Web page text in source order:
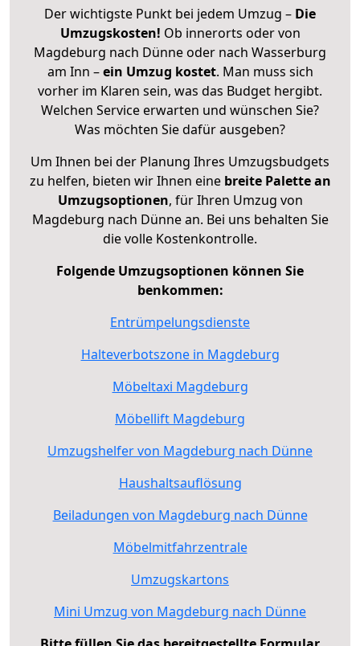
Der wichtigste Punkt bei jedem Umzug – Die
Umzugskosten! Ob innerorts oder von
Magdeburg nach Dünne oder nach Wasserburg
am Inn –ein Umzug kostet. Man muss sich
vorher im Klaren sein, was das Budget hergibt.
Welchen Service erwarten und wünschen Sie?
Was möchten Sie dafür ausgeben?
Um Ihnen bei der Planung Ihres Umzugsbudgets
zu helfen, bieten wir Ihnen eine breite Palette an
Umzugsoptionen, für Ihren Umzug von
Magdeburg nach Dünne an. Bei uns behalten Sie
die volle Kostenkontrolle.
Folgende Umzugsoptionen können Sie
benkommen:
Entrümpelungsdienste
Halteverbotszone in Magdeburg
Möbeltaxi Magdeburg
Möbellift Magdeburg
Umzugshelfer von Magdeburg nach Dünne
Haushaltsauflösung
Beiladungen von Magdeburg nach Dünne
Möbelmitfahrzentrale
Umzugskartons
Mini Umzug von Magdeburg nach Dünne